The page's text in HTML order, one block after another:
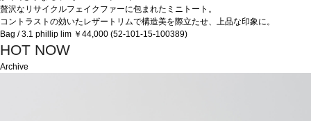
贅沢なリサイクルフェイクファーに包まれたミニトート。
コントラストの効いたレザートリムで構造美を際立たせ、上品な印象に。
Bag / 3.1 phillip lim ￥44,000 (52-101-15-100389)
HOT NOW
Archive